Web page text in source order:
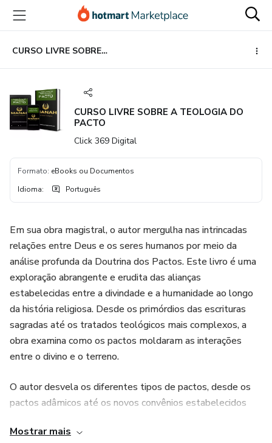
para
conteúdo
principal
para
pagamento
para
rodapé
CURSO LIVRE SOBRE A TEOLOGIA DO PACTO
CURSO LIVRE SOBRE A TEOLOGIA DO
PACTO
Click 369 Digital
Formato: eBooks ou Documentos
Idioma: Português
Em sua obra magistral, o autor mergulha nas intrincadas
relações entre Deus e os seres humanos por meio da
análise profunda da Doutrina dos Pactos. Este livro é uma
exploração abrangente e erudita das alianças
estabelecidas entre a divindade e a humanidade ao longo
da história religiosa. Desde os primórdios das escrituras
sagradas até os tratados teológicos mais complexos, a
obra examina como os pactos moldaram as interações
entre o divino e o terreno.
O autor desvela os diferentes tipos de pactos, desde os
pactos adâmicos até os novos convênios estabelecidos
mas acessível, a obra destaca a evolução dessas alianças,
Mostrar mais